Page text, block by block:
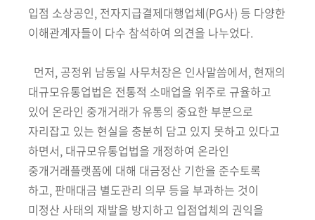
입점 소상공인, 전자지급결제대행업체(PG사) 등 다양한
이해관계자들이 다수 참석하여 의견을 나누었다.
먼저, 공정위 남동일 사무처장은 인사말씀에서, 현재의
대규모유통업법은 전통적 소매업을 위주로 규율하고
있어 온라인 중개거래가 유통의 중요한 부분으로
자리잡고 있는 현실을 충분히 담고 있지 못하고 있다고
하면서, 대규모유통업법을 개정하여 온라인
중개거래플랫폼에 대해 대금정산 기한을 준수토록
하고, 판매대금 별도관리 의무 등을 부과하는 것이
미정산 사태의 재발을 방지하고 입점업체의 권익을